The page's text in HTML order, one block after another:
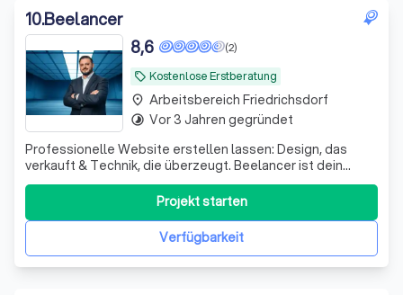
10.Beelancer
local_offer Kostenlose Erstberatung
(2)
8,6
Professionelle Website erstellen lassen: Design, das
verkauft & Technik, die überzeugt. Beelancer ist dein
strategischer Partner für ganzheitliche Web-Lösungen.
Ich unterstütze Unternehmen dabei, nicht nur im Internet
präsent zu sein, sondern durch eine professionelle
Website aktiv neue Kunden zu g
Verfügbarkeit
Projekt starten
place Arbeitsbereich Friedrichsdorf
timelapse Vor 3 Jahren gegründet